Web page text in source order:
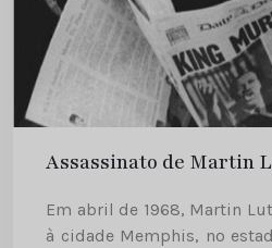
Assassinato de Martin
Em abril de 1968, Martin
à cidade Memphis, no